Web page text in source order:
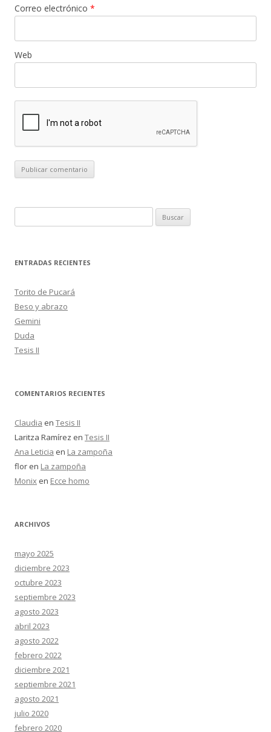
Correo electrónico *
Web
u
c
r
:
ENTRADAS RECIENTES
Torito de Pucará
Beso y abrazo
Gemini
Duda
Tesis II
COMENTARIOS RECIENTES
Claudia en Tesis II
Laritza Ramírez en Tesis II
Ana Leticia en La zampoña
flor en La zampoña
Monix en Ecce homo
ARCHIVOS
mayo 2025
diciembre 2023
octubre 2023
septiembre 2023
agosto 2023
abril 2023
agosto 2022
febrero 2022
diciembre 2021
septiembre 2021
agosto 2021
julio 2020
febrero 2020